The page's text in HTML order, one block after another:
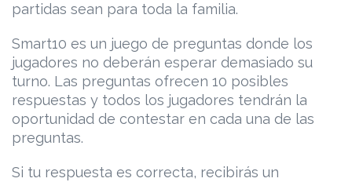
partidas sean para toda la familia.
Smart10 es un juego de preguntas donde los
jugadores no deberán esperar demasiado su
turno. Las preguntas ofrecen 10 posibles
respuestas y todos los jugadores tendrán la
oportunidad de contestar en cada una de las
preguntas.
Si tu respuesta es correcta, recibirás un